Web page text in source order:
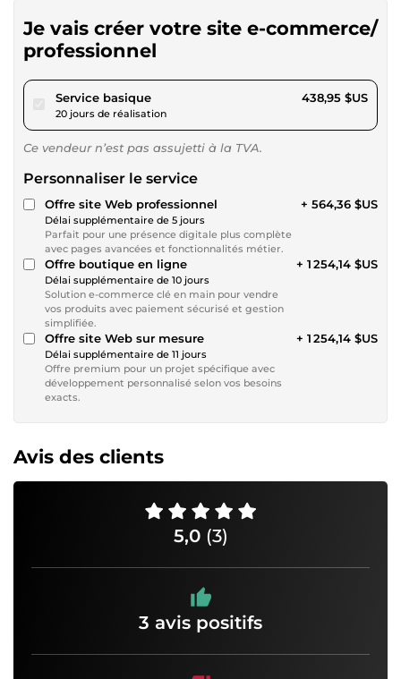
Je vais créer votre site e-commerce/
professionnel
Service basiquepour 404,56 $US
20 jours de réalisation
438,95 $US
Ce vendeur n’est pas assujetti à la TVA.
Personnaliser le service
Offre site Web professionnel
Délai supplémentaire de 5 jours
Parfait pour une présence digitale plus complète
avec pages avancées et fonctionnalités métier.
+ 564,36 $US
Offre boutique en ligne
Délai supplémentaire de 10 jours
Solution e-commerce clé en main pour vendre
vos produits avec paiement sécurisé et gestion
simplifiée.
+ 1 254,14 $US
Offre site Web sur mesure
Délai supplémentaire de 11 jours
Offre premium pour un projet spécifique avec
développement personnalisé selon vos besoins
exacts.
+ 1 254,14 $US
Avis des clients
5,0 (3)
3 avis positifs